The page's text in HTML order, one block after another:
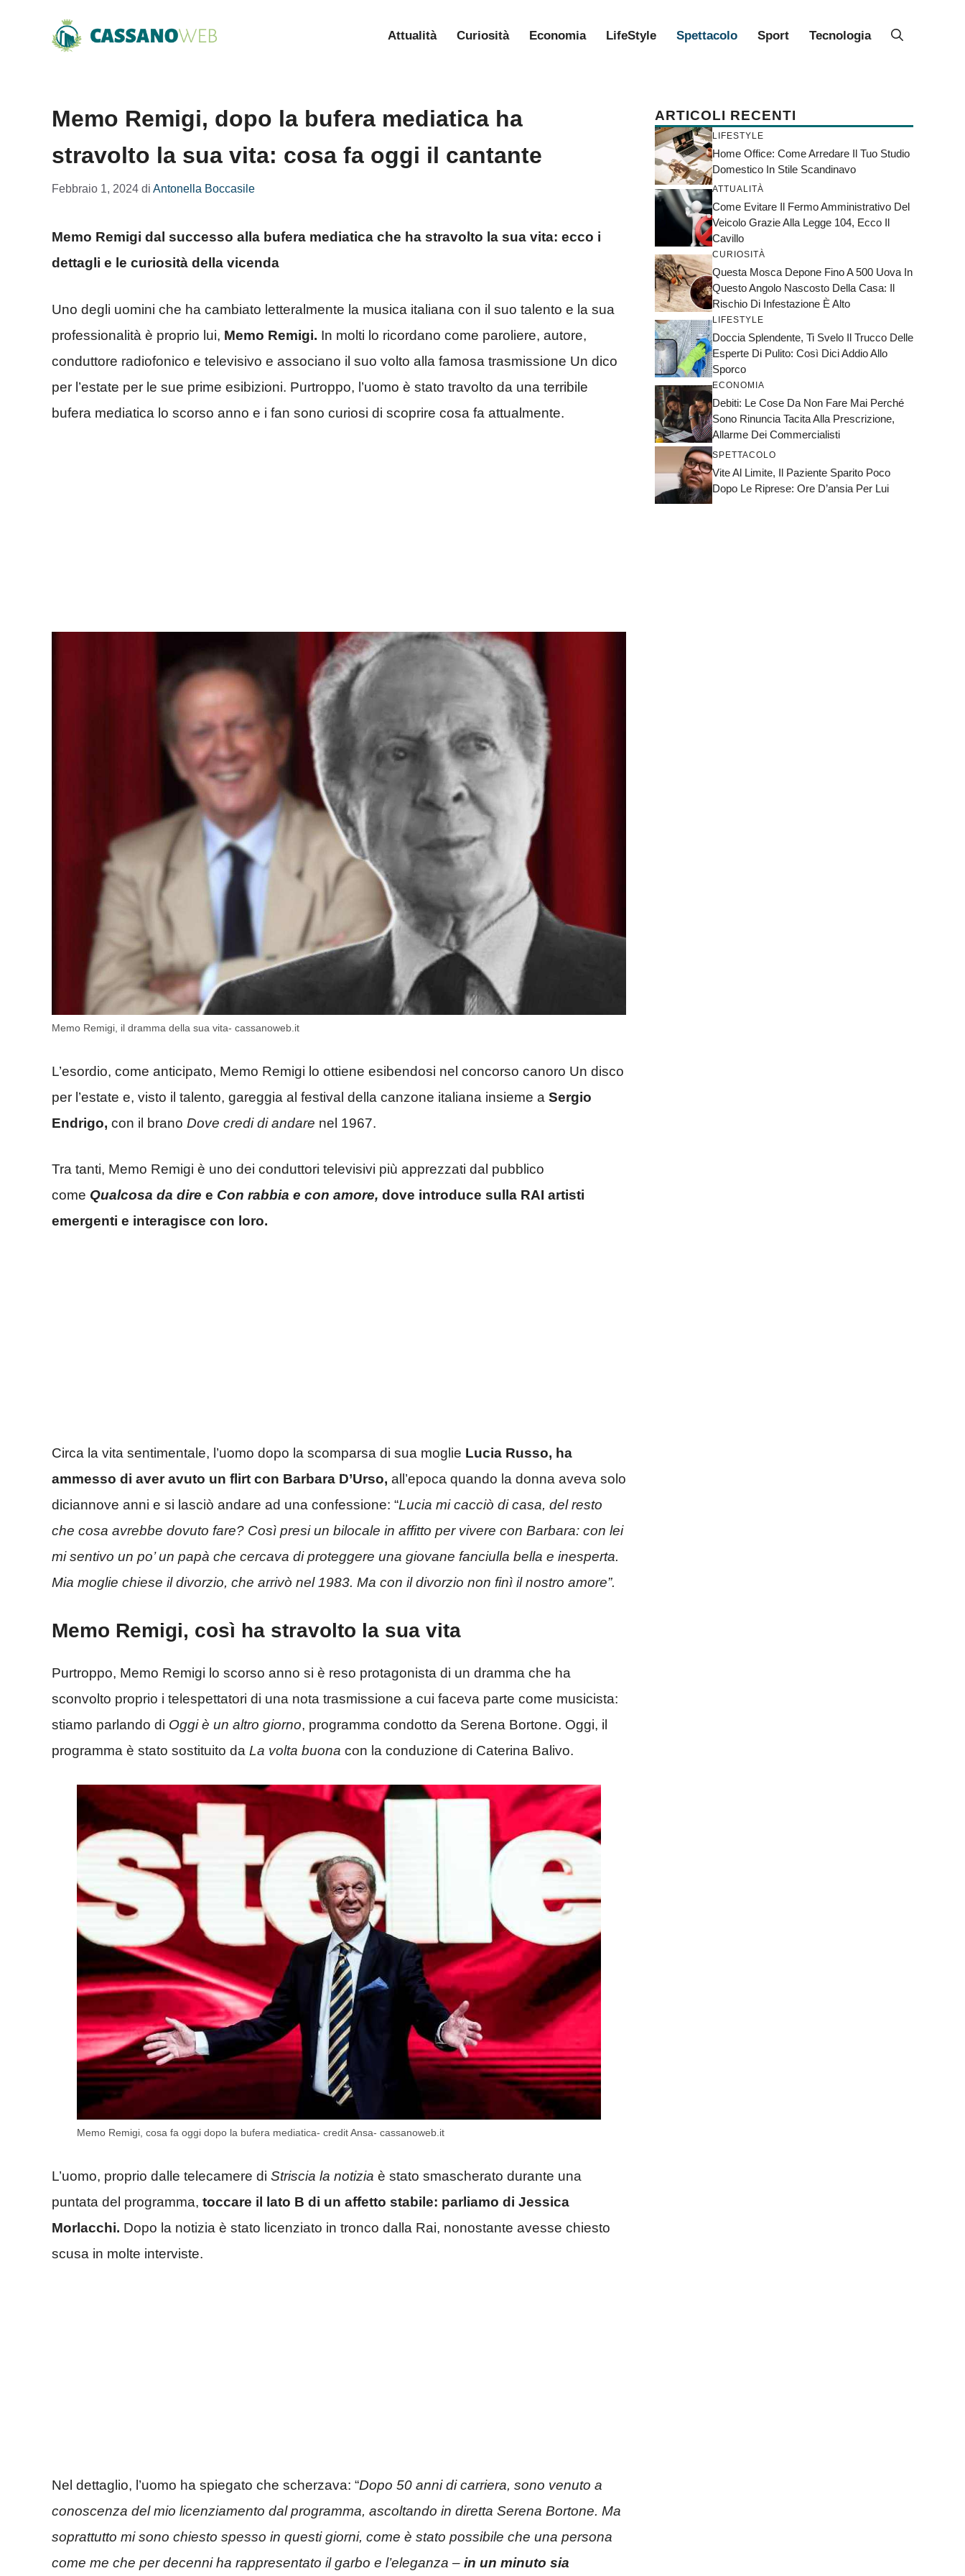
Attualità Curiosità Economia LifeStyle Spettacolo Sport Tecnologia
Memo Remigi, dopo la bufera mediatica ha
stravolto la sua vita: cosa fa oggi il cantante
Febbraio 1, 2024 di Antonella Boccasile
Memo Remigi dal successo alla bufera mediatica che ha stravolto la sua vita: ecco i
dettagli e le curiosità della vicenda
Uno degli uomini che ha cambiato letteralmente la musica italiana con il suo talento e la sua
professionalità è proprio lui, Memo Remigi. In molti lo ricordano come paroliere, autore,
conduttore radiofonico e televisivo e associano il suo volto alla famosa trasmissione Un dico
per l’estate per le sue prime esibizioni. Purtroppo, l’uomo è stato travolto da una terribile
bufera mediatica lo scorso anno e i fan sono curiosi di scoprire cosa fa attualmente.
Memo Remigi, il dramma della sua vita- cassanoweb.it
L’esordio, come anticipato, Memo Remigi lo ottiene esibendosi nel concorso canoro Un disco
per l’estate e, visto il talento, gareggia al festival della canzone italiana insieme a Sergio
Endrigo, con il brano Dove credi di andare nel 1967.
Tra tanti, Memo Remigi è uno dei conduttori televisivi più apprezzati dal pubblico
come Qualcosa da dire e Con rabbia e con amore, dove introduce sulla RAI artisti
emergenti e interagisce con loro.
Circa la vita sentimentale, l’uomo dopo la scomparsa di sua moglie Lucia Russo, ha
ammesso di aver avuto un flirt con Barbara D’Urso, all’epoca quando la donna aveva solo
diciannove anni e si lasciò andare ad una confessione: “Lucia mi cacciò di casa, del resto
che cosa avrebbe dovuto fare? Così presi un bilocale in affitto per vivere con Barbara: con lei
mi sentivo un po’ un papà che cercava di proteggere una giovane fanciulla bella e inesperta.
Mia moglie chiese il divorzio, che arrivò nel 1983. Ma con il divorzio non finì il nostro amore”.
Memo Remigi, così ha stravolto la sua vita
Purtroppo, Memo Remigi lo scorso anno si è reso protagonista di un dramma che ha
sconvolto proprio i telespettatori di una nota trasmissione a cui faceva parte come musicista:
stiamo parlando di Oggi è un altro giorno, programma condotto da Serena Bortone. Oggi, il
programma è stato sostituito da La volta buona con la conduzione di Caterina Balivo.
Memo Remigi, cosa fa oggi dopo la bufera mediatica- credit Ansa- cassanoweb.it
L’uomo, proprio dalle telecamere di Striscia la notizia è stato smascherato durante una
puntata del programma, toccare il lato B di un affetto stabile: parliamo di Jessica
Morlacchi. Dopo la notizia è stato licenziato in tronco dalla Rai, nonostante avesse chiesto
scusa in molte interviste.
Nel dettaglio, l’uomo ha spiegato che scherzava: “Dopo 50 anni di carriera, sono venuto a
conoscenza del mio licenziamento dal programma, ascoltando in diretta Serena Bortone. Ma
soprattutto mi sono chiesto spesso in questi giorni, come è stato possibile che una persona
come me che per decenni ha rappresentato il garbo e l’eleganza – in un minuto sia
ARTICOLI RECENTI
LIFESTYLE
Home Office: Come Arredare Il Tuo Studio
Domestico In Stile Scandinavo
ATTUALITÀ
Come Evitare Il Fermo Amministrativo Del
Veicolo Grazie Alla Legge 104, Ecco Il
Cavillo
CURIOSITÀ
Questa Mosca Depone Fino A 500 Uova In
Questo Angolo Nascosto Della Casa: Il
Rischio Di Infestazione È Alto
LIFESTYLE
Doccia Splendente, Ti Svelo Il Trucco Delle
Esperte Di Pulito: Così Dici Addio Allo
Sporco
ECONOMIA
Debiti: Le Cose Da Non Fare Mai Perché
Sono Rinuncia Tacita Alla Prescrizione,
Allarme Dei Commercialisti
SPETTACOLO
Vite Al Limite, Il Paziente Sparito Poco
Dopo Le Riprese: Ore D’ansia Per Lui